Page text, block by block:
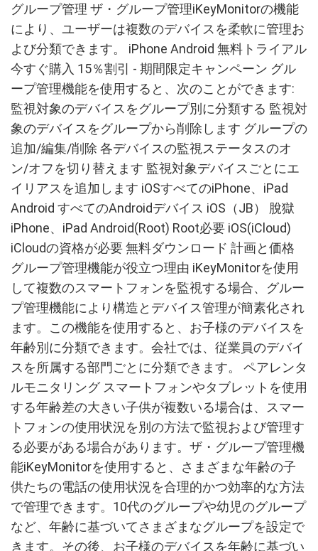
グループ管理 ザ・グループ管理iKeyMonitorの機能
により、ユーザーは複数のデバイスを柔軟に管理お
よび分類できます。 iPhone Android 無料トライアル
今すぐ購入 15％割引 - 期間限定キャンペーン グル
ープ管理機能を使用すると、次のことができます:
監視対象のデバイスをグループ別に分類する 監視対
象のデバイスをグループから削除します グループの
追加/編集/削除 各デバイスの監視ステータスのオ
ン/オフを切り替えます 監視対象デバイスごとにエ
イリアスを追加します iOSすべてのiPhone、iPad
Android すべてのAndroidデバイス iOS（JB） 脫獄
iPhone、iPad Android(Root) Root必要 iOS(iCloud)
iCloudの資格が必要 無料ダウンロード 計画と価格
グループ管理機能が役立つ理由 iKeyMonitorを使用
して複数のスマートフォンを監視する場合、グルー
プ管理機能により構造とデバイス管理が簡素化され
ます。この機能を使用すると、お子様のデバイスを
年齢別に分類できます。会社では、従業員のデバイ
スを所属する部門ごとに分類できます。 ペアレンタ
ルモニタリング スマートフォンやタブレットを使用
する年齢差の大きい子供が複数いる場合は、スマー
トフォンの使用状況を別の方法で監視および管理す
る必要がある場合があります。ザ・グループ管理機
能iKeyMonitorを使用すると、さまざまな年齢の子
供たちの電話の使用状況を合理的かつ効率的な方法
で管理できます。10代のグループや幼児のグループ
など、年齢に基づいてさまざまなグループを設定で
きます。その後、お子様のデバイスを年齢に基づい